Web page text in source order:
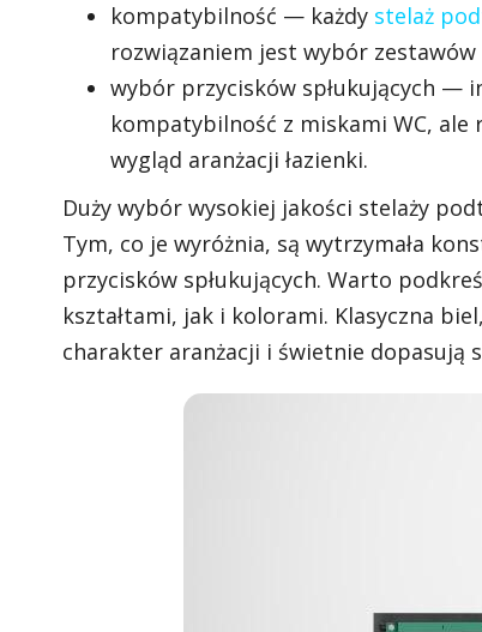
kompatybilność — każdy stelaż
rozwiązaniem jest wybór
wybór przycisków spłukujących —
kompatybilność z miskami WC, ale
wygląd aranżacji łazienki.
Duży wybór wysokiej jakości stelaży
Tym, co je wyróżnia, są wytrzymała
przycisków spłukujących. Warto
kształtami, jak i kolorami. Klasyczna
charakter aranżacji i świetnie dopasują